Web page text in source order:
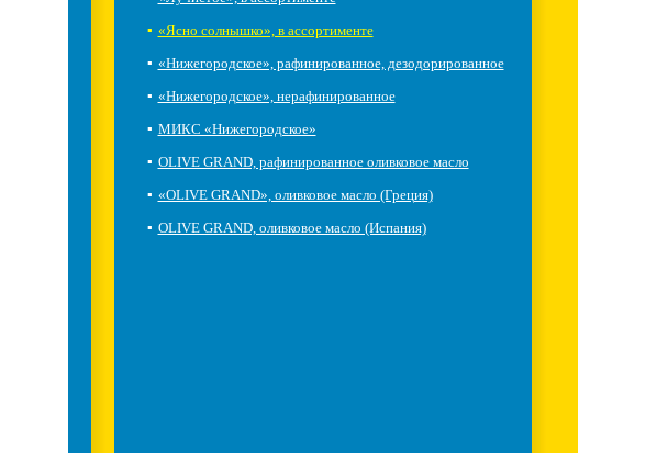
▪ «Ясно солнышко», в ассортименте
▪ «Нижегородское», рафинированное, дезодорированное
▪ «Нижегородское», нерафинированное
▪ МИКС «Нижегородское»
▪ OLIVE GRAND, рафинированное оливковое масло
▪ «OLIVE GRAND», оливковое масло (Греция)
▪ OLIVE GRAND, оливковое масло (Испания)